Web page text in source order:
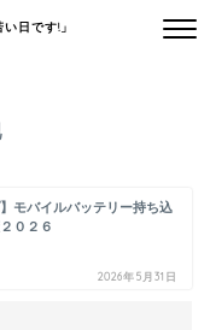
日です!」
モバイルバッテリー持ち込
０２６
2026年5月31日